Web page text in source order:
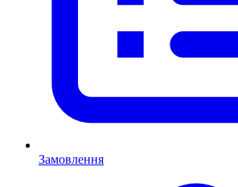
Замовлення